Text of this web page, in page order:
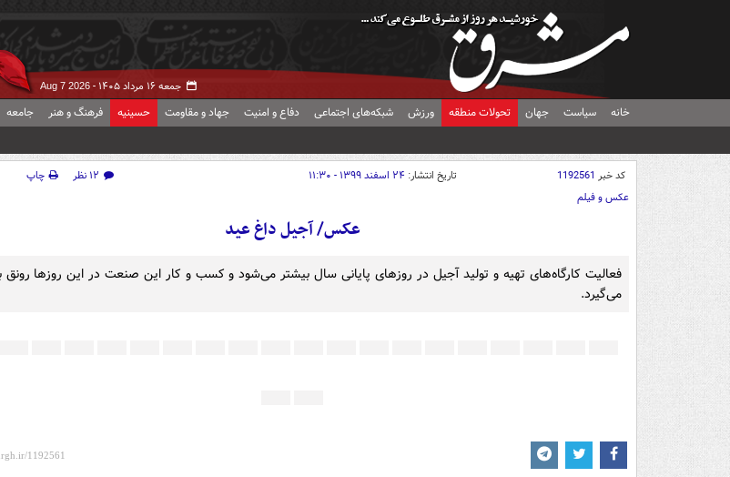
جمعه ۱۶ مرداد ۱۴۰۵ - Aug 7 2026
خانه سیاست جهان تحولات منطقه ورزش شبکه‌های اجتماعی دفاع و امنیت جهاد و مقاومت حسینیه فرهنگ و هنر جامعه
کد خبر 1192561 تاریخ انتشار: ۲۴ اسفند ۱۳۹۹ - ۱۱:۳۰ ۱۲ نظر
چاپ
عکس و فیلم
عکس/ آجیل داغ عید
فعالیت کارگاه‌های تهیه و تولید آجیل در روزهای پایانی سال بیشتر می‌شود و کسب و کار این صنعت در این روزها رونق
می‌گیرد.